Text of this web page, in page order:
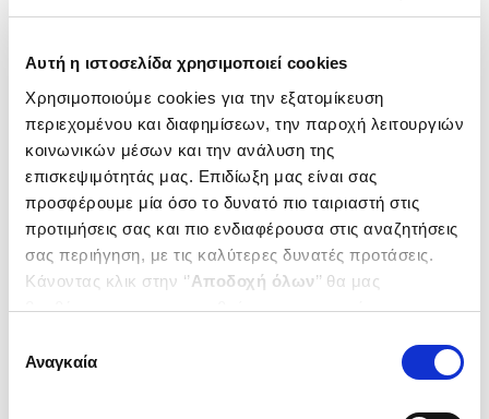
Αυτή η ιστοσελίδα χρησιμοποιεί cookies
Χρησιμοποιούμε cookies για την εξατομίκευση
περιεχομένου και διαφημίσεων, την παροχή λειτουργιών
κοινωνικών μέσων και την ανάλυση της
επισκεψιμότητάς μας. Επιδίωξη μας είναι σας
προσφέρουμε μία όσο το δυνατό πιο ταιριαστή στις
προτιμήσεις σας και πιο ενδιαφέρουσα στις αναζητήσεις
σας περιήγηση, με τις καλύτερες δυνατές προτάσεις.
Κάνοντας κλικ στην ‘’Αποδοχή όλων’’ θα μας
βοηθήσετε να ανταποκριθούμε στα παραπάνω.
ενδιαφέρουν και να επιλέξετε από τα παρακάτω με την
΄΄και να ενημερωθείτε σχετικά με
συγκατάθεσης
Αναγκαία
ΠΡΟΥΣΑΛΙΔΗΣ ΓΙΩΡΓΟΣ